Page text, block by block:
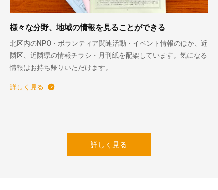
様々な分野、地域の情報を見ることができる
北区内のNPO・ボランティア関連活動・イベント情報のほか、近
隣区、近隣県の情報チラシ・月刊紙を配架しています。気になる
情報はお持ち帰りいただけます。
詳しく見る
詳しく見る